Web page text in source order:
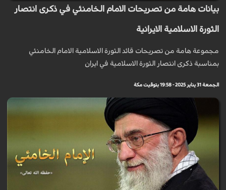
بيانات هامة من تصريحات الامام الخامنئي في ذكرى انتصار
الثورة الاسلامية الايرانية
مجموعة هامة من تصريحات قائد الثورة الاسلامية الامام الخامنئي
بمناسبة ذكرى انتصار الثورة الاسلامية في ايران
الجمعة 31 يناير 2025 - 19:58 بتوقيت مكة